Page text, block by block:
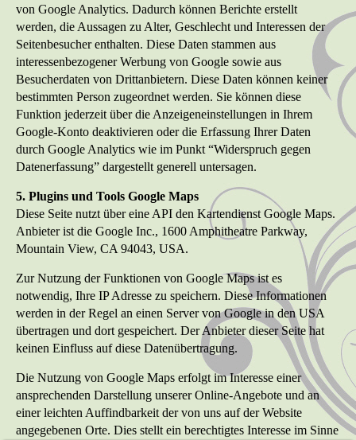
von Google Analytics. Dadurch können Berichte erstellt
werden, die Aussagen zu Alter, Geschlecht und Interessen der
Seitenbesucher enthalten. Diese Daten stammen aus
interessenbezogener Werbung von Google sowie aus
Besucherdaten von Drittanbietern. Diese Daten können keiner
bestimmten Person zugeordnet werden. Sie können diese
Funktion jederzeit über die Anzeigeneinstellungen in Ihrem
Google-Konto deaktivieren oder die Erfassung Ihrer Daten
durch Google Analytics wie im Punkt “Widerspruch gegen
Datenerfassung” dargestellt generell untersagen.
5. Plugins und Tools Google Maps
Diese Seite nutzt über eine API den Kartendienst Google Maps.
Anbieter ist die Google Inc., 1600 Amphitheatre Parkway,
Mountain View, CA 94043, USA.
Zur Nutzung der Funktionen von Google Maps ist es
notwendig, Ihre IP Adresse zu speichern. Diese Informationen
werden in der Regel an einen Server von Google in den USA
übertragen und dort gespeichert. Der Anbieter dieser Seite hat
keinen Einfluss auf diese Datenübertragung.
Die Nutzung von Google Maps erfolgt im Interesse einer
ansprechenden Darstellung unserer Online-Angebote und an
einer leichten Auffindbarkeit der von uns auf der Website
angegebenen Orte. Dies stellt ein berechtigtes Interesse im Sinne